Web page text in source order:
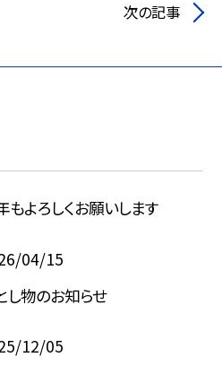
次の記事
もよろしくお願いします
04/15
し物のお知らせ
12/05